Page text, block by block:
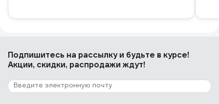
Подпишитесь на рассылкуи будьте в курсе!
Акции, скидки, распродажи ждут!